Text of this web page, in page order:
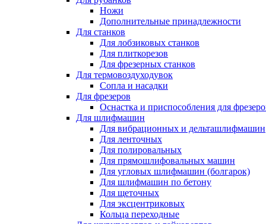
Ножи
Дополнительные принадлежности
Для станков
Для лобзиковых станков
Для плиткорезов
Для фрезерных станков
Для термовоздуходувок
Сопла и насадки
Для фрезеров
Оснастка и приспособления для
Для шлифмашин
Для вибрационных и дельташлифмашин
Для ленточных
Для полировальных
Для прямошлифовальных машин
Для угловых шлифмашин (болгарок)
Для шлифмашин по бетону
Для щеточных
Для эксцентриковых
Кольца переходные